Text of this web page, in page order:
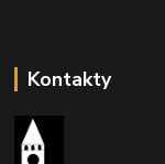
Kontakty